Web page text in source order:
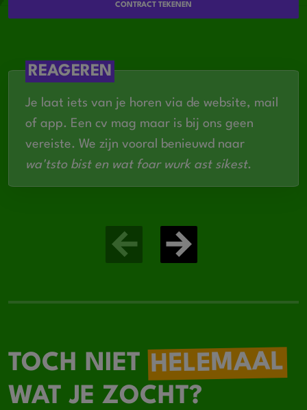
CONTRACT TEKENEN
REAGEREN
Je laat iets van je horen via de website, mail
of app. Een cv mag maar is bij ons geen
vereiste. We zijn vooral benieuwd naar
wa'tsto bist en wat foar wurk ast sikest.
TOCH NIETHELEMAAL
WAT JE ZOCHT?